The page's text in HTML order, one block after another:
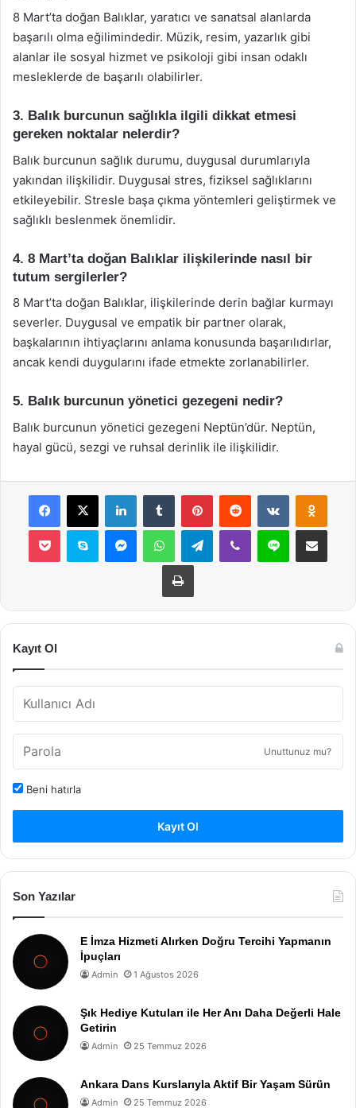
8 Mart’ta doğan Balıklar, yaratıcı ve sanatsal alanlarda
başarılı olma eğilimindedir. Müzik, resim, yazarlık gibi
alanlar ile sosyal hizmet ve psikoloji gibi insan odaklı
mesleklerde de başarılı olabilirler.
3. Balık burcunun sağlıkla ilgili dikkat etmesi
gereken noktalar nelerdir?
Balık burcunun sağlık durumu, duygusal durumlarıyla
yakından ilişkilidir. Duygusal stres, fiziksel sağlıklarını
etkileyebilir. Stresle başa çıkma yöntemleri geliştirmek ve
sağlıklı beslenmek önemlidir.
4. 8 Mart’ta doğan Balıklar ilişkilerinde nasıl bir
tutum sergilerler?
8 Mart’ta doğan Balıklar, ilişkilerinde derin bağlar kurmayı
severler. Duygusal ve empatik bir partner olarak,
başkalarının ihtiyaçlarını anlama konusunda başarılıdırlar,
ancak kendi duygularını ifade etmekte zorlanabilirler.
5. Balık burcunun yönetici gezegeni nedir?
Balık burcunun yönetici gezegeni Neptün’dür. Neptün,
hayal gücü, sezgi ve ruhsal derinlik ile ilişkilidir.
Facebook
X LinkedInTumblr PinterestReddit VKontakte
Pocket Skype MessengerWhatsAppTelegramViber Line E-Posta ile
Yazdır
Kayıt Ol
Unuttunuz mu?
Beni hatırla
Kayıt Ol
Son Yazılar
E İmza Hizmeti Alırken Doğru Tercihi Yapmanın
İpuçları
Admin 1 Ağustos 2026
Şık Hediye Kutuları ile Her Anı Daha Değerli Hale
Getirin
Admin 25 Temmuz 2026
Ankara Dans Kurslarıyla Aktif Bir Yaşam Sürün
Admin 25 Temmuz 2026